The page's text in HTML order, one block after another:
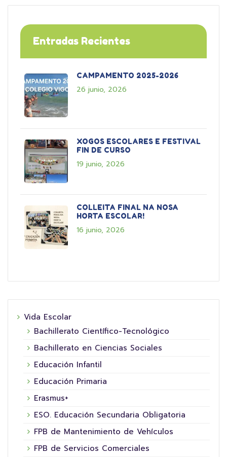
Entradas Recientes
CAMPAMENTO 2025-2026
26 junio, 2026
XOGOS ESCOLARES E FESTIVAL
FIN DE CURSO
19 junio, 2026
COLLEITA FINAL NA NOSA
HORTA ESCOLAR!
16 junio, 2026
Vida Escolar
Bachillerato Científico-Tecnológico
Bachillerato en Ciencias Sociales
Educación Infantil
Educación Primaria
Erasmus+
ESO. Educación Secundaria Obligatoria
FPB de Mantenimiento de Vehículos
FPB de Servicios Comerciales